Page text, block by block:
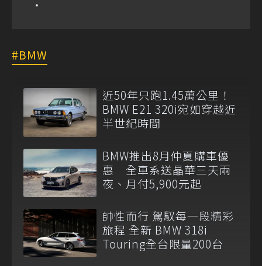
BMW
近50年只跑1.45萬公里！
BMW E21 320i宛如穿越近
半世紀時間
BMW推出8月仲夏購車優
惠 全車系送晶華三天兩
夜、月付5,900元起
帥性而行 駕馭每一段精彩
旅程 全新 BMW 318i
Touring全台限量200台